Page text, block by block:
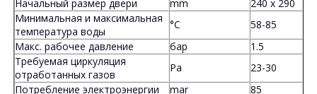
Начальный размер двери
mm
240 x 290
Минимальная и максимальная
температура воды
°C
58-85
Макс. рабочее давление
бар
1.5
Требуемая циркуляция
отработанных газов
Pa
23-30
Потребление электроэнергии
mar
85